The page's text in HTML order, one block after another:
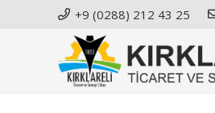
+9 (0288) 212 43 25